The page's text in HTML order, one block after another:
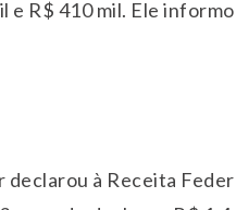
e R$ 410 mil. Ele
à Receita